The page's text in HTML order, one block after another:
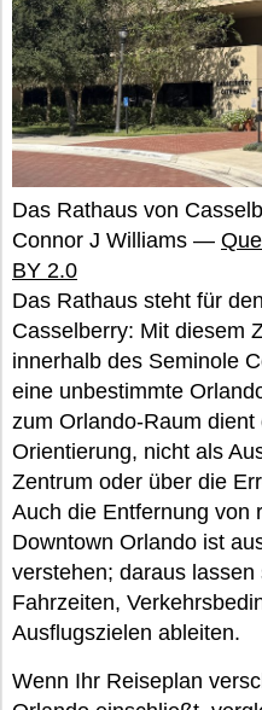
Das Rathaus von
Connor J Williams —
BY 2.0
Das Rathaus steht für
Casselberry: Mit diesem
innerhalb des Seminole
eine unbestimmte
zum Orlando-Raum
Orientierung, nicht als
Zentrum oder über die
Auch die Entfernung von
Downtown Orlando ist
verstehen; daraus
Fahrzeiten,
Ausflugszielen ableiten.
Wenn Ihr Reiseplan